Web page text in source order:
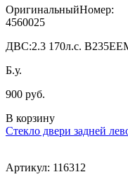
ОригинальныйНомер:
4560025
ДВС:2.3 170л.с.
Б.у.
900 руб.
В корзину
Стекло двери задней
Артикул: 116312